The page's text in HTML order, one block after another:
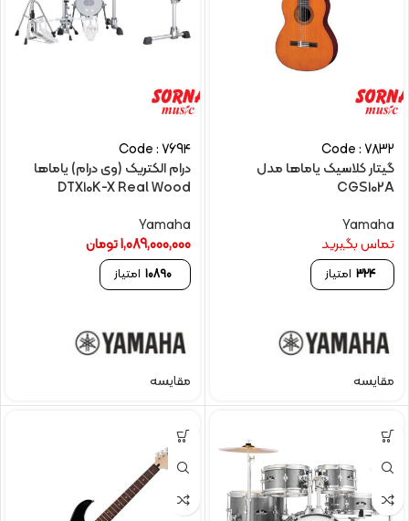
Code : 7832
گیتار کلاسیک یاماها مدل
CGS102A
Yamaha
تماس بگیرید
324 امتیاز
مقایسه
Code : 7694
درام الکتریک (وی درام) یاماها
DTX10K-X Real Wood
Yamaha
1,089,000,000تومان
10890 امتیاز
مقایسه